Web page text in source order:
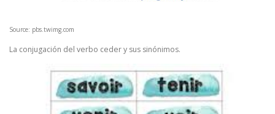
Source: pbs.twimg.com
La conjugación del verbo ceder y sus sinónimos.